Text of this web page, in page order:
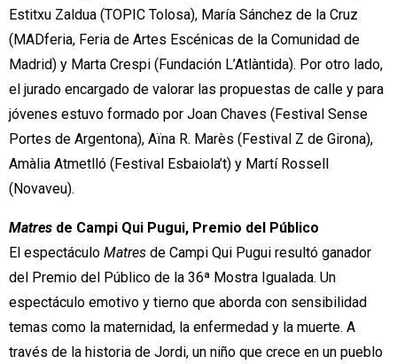
Estitxu Zaldua (TOPIC Tolosa), María Sánchez de la Cruz
(MADferia, Feria de Artes Escénicas de la Comunidad de
Madrid) y Marta Crespi (Fundación L’Atlàntida). Por otro lado,
el jurado encargado de valorar las propuestas de calle y para
jóvenes estuvo formado por Joan Chaves (Festival Sense
Portes de Argentona), Aïna R. Marès (Festival Z de Girona),
Amàlia Atmetlló (Festival Esbaiola’t) y Martí Rossell
(Novaveu).
Matres de Campi Qui Pugui, Premio del Público
El espectáculo Matres de Campi Qui Pugui resultó ganador
del Premio del Público de la 36ª Mostra Igualada. Un
espectáculo emotivo y tierno que aborda con sensibilidad
temas como la maternidad, la enfermedad y la muerte. A
través de la historia de Jordi, un niño que crece en un pueblo